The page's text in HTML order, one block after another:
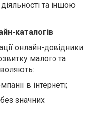
та іншою
каталогів
онлайн-довідники
малого та
в інтернеті;
значних